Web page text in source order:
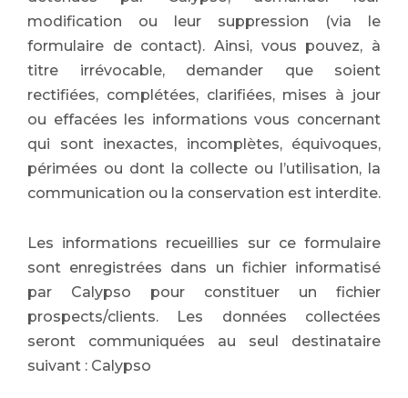
modification ou leur suppression (via le
formulaire de contact). Ainsi, vous pouvez, à
titre irrévocable, demander que soient
rectifiées, complétées, clarifiées, mises à jour
ou effacées les informations vous concernant
qui sont inexactes, incomplètes, équivoques,
périmées ou dont la collecte ou l’utilisation, la
communication ou la conservation est interdite.
Les informations recueillies sur ce formulaire
sont enregistrées dans un fichier informatisé
par Calypso pour constituer un fichier
prospects/clients. Les données collectées
seront communiquées au seul destinataire
suivant : Calypso